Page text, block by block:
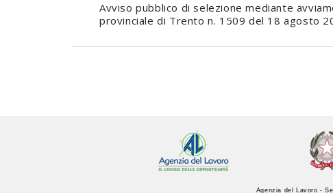
Avviso pubblico di selezione mediante
provinciale di Trento n. 1509 del 18 agosto
Agenzia del Lavoro -